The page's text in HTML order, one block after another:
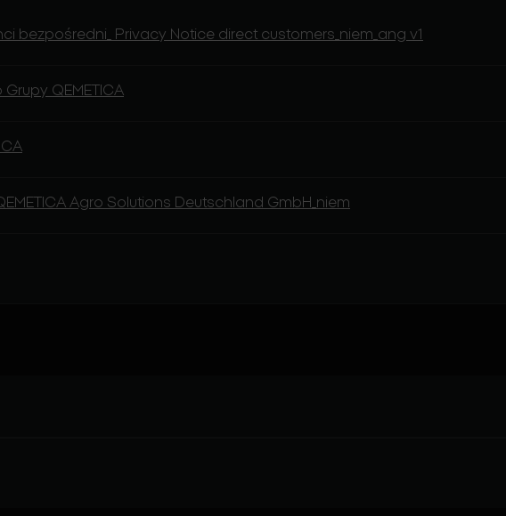
bezpośredni_ Privacy Notice direct customers_niem_ang v1
QEMETICA
Agro Solutions Deutschland GmbH_niem